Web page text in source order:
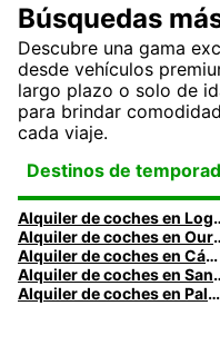
Búsquedas
Descubre una gama
desde vehículos
largo plazo o solo de
para brindar
cada viaje.
Destinos de
Alquiler
Alquiler
Alquiler de coches en Cádiz
Alquiler
Alquiler de coches en Palma